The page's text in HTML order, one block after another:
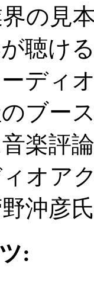
の見
聴け
ディ
ブー
楽評
オア
沖彦
: